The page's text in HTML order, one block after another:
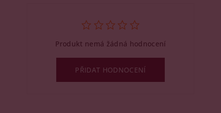
Produkt nemá žádná hodnocení
PŘIDAT HODNOCENÍ